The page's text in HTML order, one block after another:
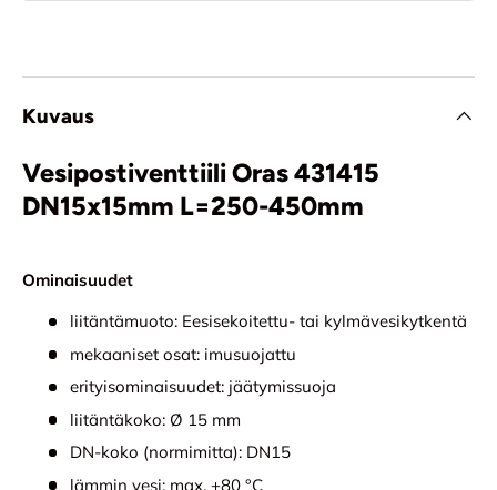
Kuvaus
Vesipostiventtiili Oras 431415
DN15x15mm L=250-450mm
Ominaisuudet
liitäntämuoto: Eesisekoitettu- tai kylmävesikytkentä
mekaaniset osat: imusuojattu
erityisominaisuudet: jäätymissuoja
liitäntäkoko: Ø 15 mm
DN-koko (normimitta): DN15
lämmin vesi: max. +80 °C